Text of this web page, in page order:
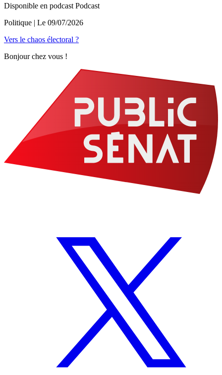
Disponible en podcast Podcast
Politique | Le 09/07/2026
Vers le chaos électoral ?
Bonjour chez vous !